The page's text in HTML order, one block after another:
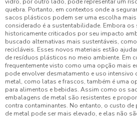
quebra. Portanto, em contextos onde a
sacos plásticos podem ser uma escolha
considerado é a sustentabilidade. Embora
historicamente criticados por seu impacto
buscado alternativas mais sustentáveis,
recicláveis. Esses novos materiais estão
de resíduos plásticos no meio ambiente. Em
frequentemente visto como uma opção mais
pode envolver desmatamento e uso intensivo
metal, como latas e frascos, também é uma
para alimentos e bebidas. Assim como os
embalagens de metal são resistentes e
contra contaminantes. No entanto, o custo
de metal pode ser mais elevado, e elas não